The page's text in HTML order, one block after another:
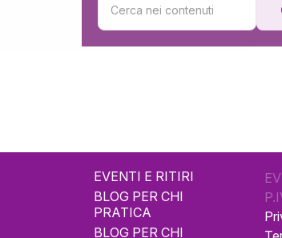
EVENTI E RITIRI
BLOG PER CHI
PRATICA
BLOG PER CHI